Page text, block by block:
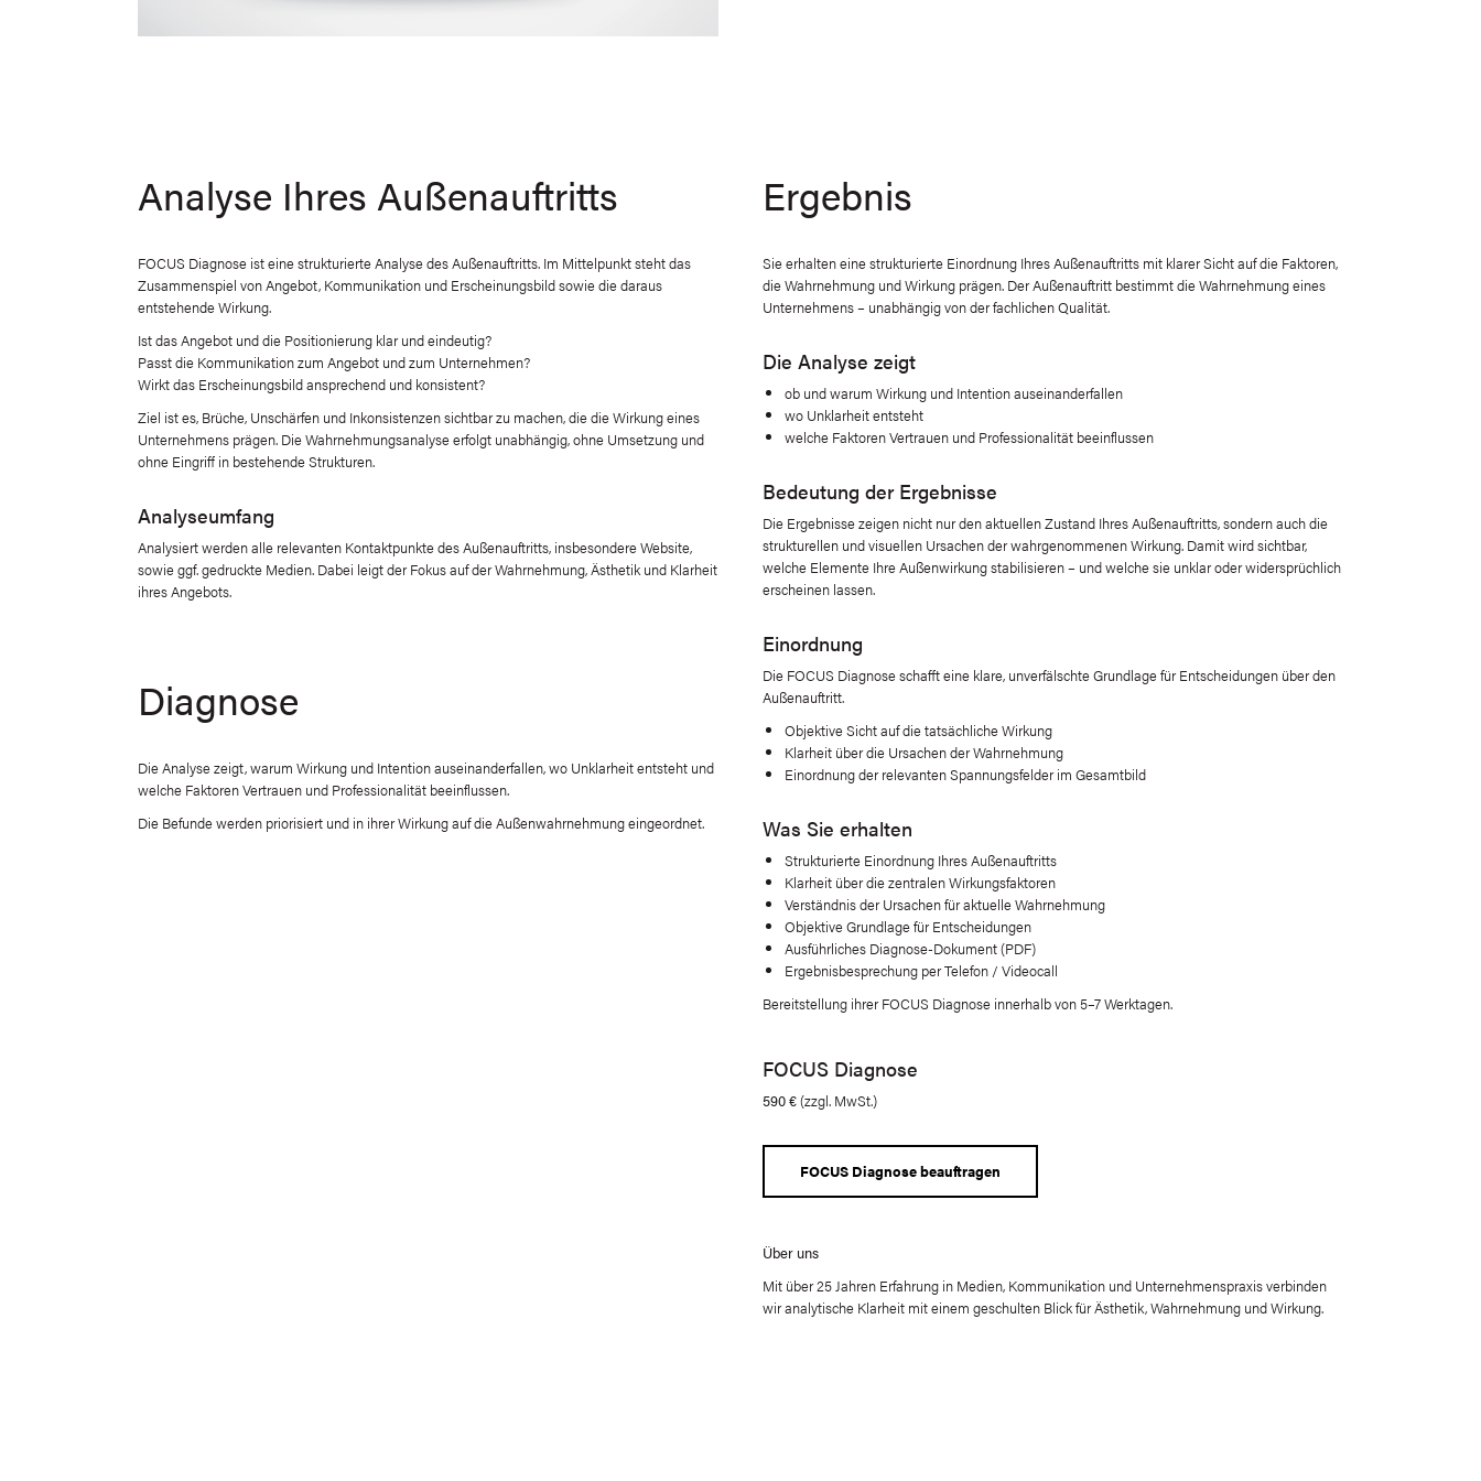
Analyse Ihres Außenauftritts
FOCUS Diagnose ist eine strukturierte Analyse des Außenauftritts. Im Mittelpunkt steht das
Zusammenspiel von Angebot, Kommunikation und Erscheinungsbild sowie die daraus
entstehende Wirkung.
Ist das Angebot und die Positionierung klar und eindeutig?
Passt die Kommunikation zum Angebot und zum Unternehmen?
Wirkt das Erscheinungsbild ansprechend und konsistent?
Ziel ist es, Brüche, Unschärfen und Inkonsistenzen sichtbar zu machen, die die Wirkung eines
Unternehmens prägen. Die Wahrnehmungsanalyse erfolgt unabhängig, ohne Umsetzung und
ohne Eingriff in bestehende Strukturen.
Analyseumfang
Analysiert werden alle relevanten Kontaktpunkte des Außenauftritts, insbesondere Website,
sowie ggf. gedruckte Medien. Dabei leigt der Fokus auf der Wahrnehmung, Ästhetik und Klarheit
ihres Angebots.
Diagnose
Die Analyse zeigt, warum Wirkung und Intention auseinanderfallen, wo Unklarheit entsteht und
welche Faktoren Vertrauen und Professionalität beeinflussen.
Die Befunde werden priorisiert und in ihrer Wirkung auf die Außenwahrnehmung eingeordnet.
Ergebnis
Sie erhalten eine strukturierte Einordnung Ihres Außenauftritts mit klarer Sicht auf die Faktoren,
die Wahrnehmung und Wirkung prägen. Der Außenauftritt bestimmt die Wahrnehmung eines
Unternehmens – unabhängig von der fachlichen Qualität.
Die Analyse zeigt
ob und warum Wirkung und Intention auseinanderfallen
wo Unklarheit entsteht
welche Faktoren Vertrauen und Professionalität beeinflussen
Bedeutung der Ergebnisse
Die Ergebnisse zeigen nicht nur den aktuellen Zustand Ihres Außenauftritts, sondern auch die
strukturellen und visuellen Ursachen der wahrgenommenen Wirkung. Damit wird sichtbar,
welche Elemente Ihre Außenwirkung stabilisieren – und welche sie unklar oder widersprüchlich
erscheinen lassen.
Einordnung
Die FOCUS Diagnose schafft eine klare, unverfälschte Grundlage für Entscheidungen über den
Außenauftritt.
Objektive Sicht auf die tatsächliche Wirkung
Klarheit über die Ursachen der Wahrnehmung
Einordnung der relevanten Spannungsfelder im Gesamtbild
Was Sie erhalten
Strukturierte Einordnung Ihres Außenauftritts
Klarheit über die zentralen Wirkungsfaktoren
Verständnis der Ursachen für aktuelle Wahrnehmung
Objektive Grundlage für Entscheidungen
Ausführliches Diagnose-Dokument (PDF)
Ergebnisbesprechung per Telefon / Videocall
Bereitstellung ihrer FOCUS Diagnose innerhalb von 5–7 Werktagen.
FOCUS Diagnose
590 €(zzgl. MwSt.)
FOCUS Diagnose beauftragen
Über uns
Mit über 25 Jahren Erfahrung in Medien, Kommunikation und Unternehmenspraxis verbinden
wir analytische Klarheit mit einem geschulten Blick für Ästhetik, Wahrnehmung und Wirkung.